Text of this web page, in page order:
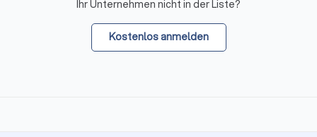
Ihr Unternehmen nicht in der Liste?
Kostenlos anmelden